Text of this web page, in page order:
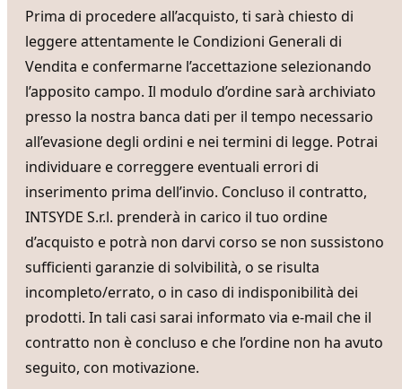
Prima di procedere all’acquisto, ti sarà chiesto di
leggere attentamente le Condizioni Generali di
Vendita e confermarne l’accettazione selezionando
l’apposito campo. Il modulo d’ordine sarà archiviato
presso la nostra banca dati per il tempo necessario
all’evasione degli ordini e nei termini di legge. Potrai
individuare e correggere eventuali errori di
inserimento prima dell’invio. Concluso il contratto,
INTSYDE S.r.l. prenderà in carico il tuo ordine
d’acquisto e potrà non darvi corso se non sussistono
sufficienti garanzie di solvibilità, o se risulta
incompleto/errato, o in caso di indisponibilità dei
prodotti. In tali casi sarai informato via e-mail che il
contratto non è concluso e che l’ordine non ha avuto
seguito, con motivazione.